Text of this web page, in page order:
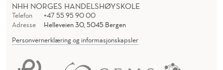
NHH NORGES HANDELSHØYSKOLE
Telefon
+47 55 95 90 00
Adresse
Helleveien 30, 5045 Bergen
Personvernerklæring og informasjonskapsler